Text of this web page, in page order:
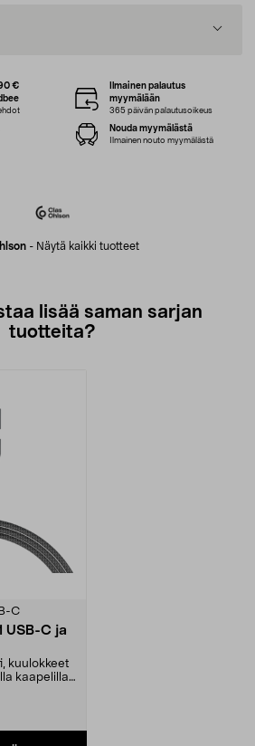
- Näytä kaikki tuotteet
€
Ilmainen palautus
myymälään
365 päivän palautusoikeus
Nouda myymälästä
Ilmainen nouto myymälästä
lisää saman sarjan
tuotteita?
C
USB-C ja
kuulokkeet
kaapelilla.